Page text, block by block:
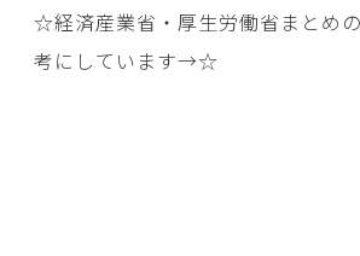
☆経済産業省・厚生労働省まとめ
考にしています→☆